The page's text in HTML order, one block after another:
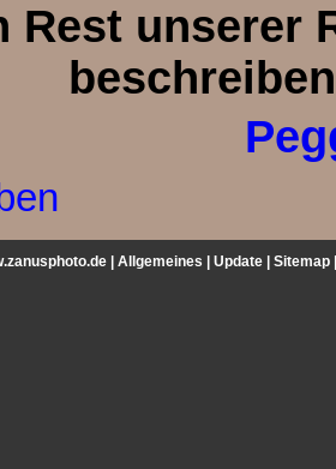
Rest unserer
| Allgemeines Update Sitemap